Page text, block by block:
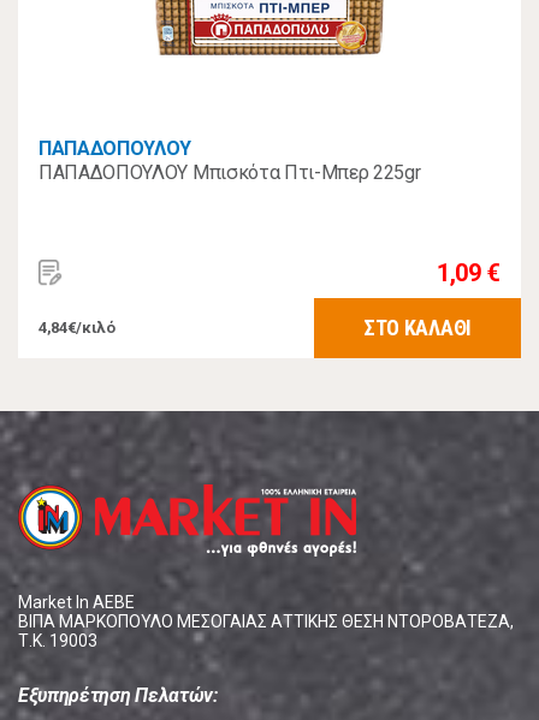
ΠΑΠΑΔΟΠΟΥΛΟΥ
ΠΑΠΑΔΟΠΟΥΛΟΥ Μπισκότα Πτι-Μπερ 225gr
1,09 €
4,84€/κιλό ΣΤΟ ΚΑΛΑΘΙ
Market In ΑΕΒΕ
ΒΙΠΑ ΜΑΡΚΟΠΟΥΛΟ ΜΕΣΟΓΑΙΑΣ ΑΤΤΙΚΗΣ ΘΕΣΗ ΝΤΟΡΟΒΑΤΕΖΑ,
Τ.Κ. 19003
Εξυπηρέτηση Πελατών: